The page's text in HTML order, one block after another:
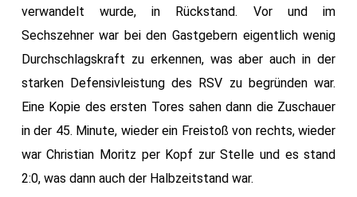
verwandelt wurde, in Rückstand. Vor und im
Sechszehner war bei den Gastgebern eigentlich wenig
Durchschlagskraft zu erkennen, was aber auch in der
starken Defensivleistung des RSV zu begründen war.
Eine Kopie des ersten Tores sahen dann die Zuschauer
in der 45. Minute, wieder ein Freistoß von rechts, wieder
war Christian Moritz per Kopf zur Stelle und es stand
2:0, was dann auch der Halbzeitstand war.